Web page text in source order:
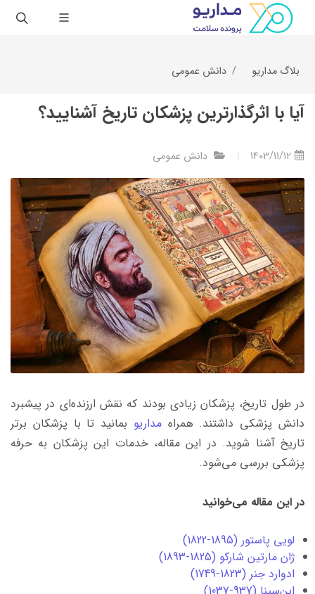
بلاگ مداریو دانش عمومی
آیا با اثرگذارترین پزشکان تاریخ آشنایید؟
1403/11/12 دانش عمومی
در طول تاریخ، پزشکان زیادی بودند که نقش ارزنده‌ای در پیشبرد
دانش پزشکی داشتند. همراهمداریو بمانید تا با پزشکان برتر
تاریخ آشنا شوید. در این مقاله، خدمات این پزشکان به حرفه
پزشکی بررسی می‌شود.
در این مقاله می‌خوانید
لویی پاستور (1895-1822)
ژان مارتین شارکو (1825-1893)
ادوارد جنر (1823-1749)